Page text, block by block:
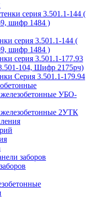
серия 3.501.1-144 (
шифр 1484 )
серия 3.501.1-144 (
шифр 1484 )
серия 3.501.1-177.93
104, Шифр 2175рч)
Серия 3.501.1-179.94
УБО-
2УТК
заборов